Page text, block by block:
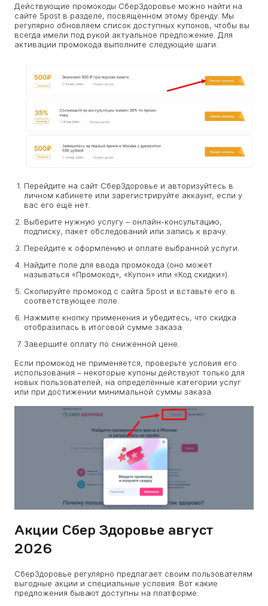
Действующие промокоды СберЗдоровье можно найти на
сайте 5post в разделе, посвящённом этому бренду. Мы
регулярно обновляем список доступных купонов, чтобы вы
всегда имели под рукой актуальное предложение. Для
активации промокода выполните следующие шаги:
Перейдите на сайт СберЗдоровье и авторизуйтесь в
личном кабинете или зарегистрируйте аккаунт, если у
вас его ещё нет.
Выберите нужную услугу – онлайн-консультацию,
подписку, пакет обследований или запись к врачу.
Перейдите к оформлению и оплате выбранной услуги.
Найдите поле для ввода промокода (оно может
называться «Промокод», «Купон» или «Код скидки»).
Скопируйте промокод с сайта 5post и вставьте его в
соответствующее поле.
Нажмите кнопку применения и убедитесь, что скидка
отобразилась в итоговой сумме заказа.
Завершите оплату по сниженной цене.
Если промокод не применяется, проверьте условия его
использования – некоторые купоны действуют только для
новых пользователей, на определённые категории услуг
или при достижении минимальной суммы заказа.
Акции Сбер Здоровье август
2026
СберЗдоровье регулярно предлагает своим пользователям
выгодные акции и специальные условия. Вот какие
предложения бывают доступны на платформе: